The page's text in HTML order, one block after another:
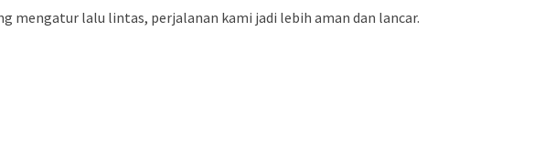
mengatur lalu lintas, perjalanan kami jadi lebih aman dan lancar.